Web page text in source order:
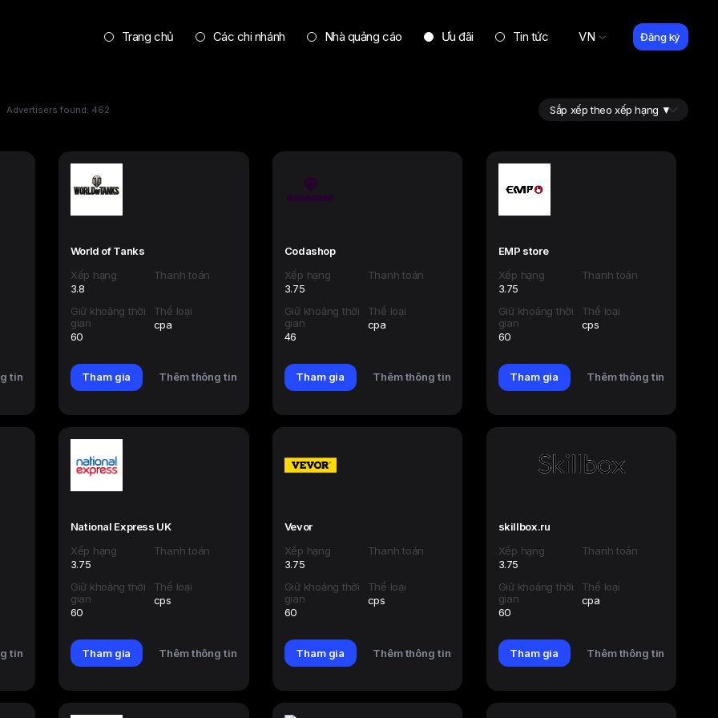
Trang chủ Các chi nhánh Nhà quảng cáo Ưu đãi Tin tức VN Đăng ký
Advertisers found: 462
tin
World of Tanks
Xếp hạng
3.8
Thanh toán
Giữ khoảng thời
gian
60
Thể loại
cpa
Tham gia Thêm thông tin
Codashop
Xếp hạng
3.75
Thanh toán
Giữ khoảng thời
gian
46
Thể loại
cpa
Tham gia Thêm thông tin
EMP store
Xếp hạng
3.75
Thanh toán
Giữ khoảng thời
gian
60
Thể loại
cps
Tham gia Thêm thông tin
tin
National Express UK
Xếp hạng
3.75
Thanh toán
Giữ khoảng thời
gian
60
Thể loại
cps
Tham gia Thêm thông tin
Vevor
Xếp hạng
3.75
Thanh toán
Giữ khoảng thời
gian
60
Thể loại
cps
Tham gia Thêm thông tin
skillbox.ru
Xếp hạng
3.75
Thanh toán
Giữ khoảng thời
gian
60
Thể loại
cpa
Tham gia Thêm thông tin